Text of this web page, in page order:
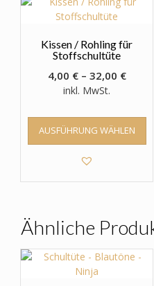
Kissen / Rohling für
Stoffschultüte
4,00 €– 32,00 €
inkl. MwSt.
AUSFÜHRUNG WÄHLEN
Ähnliche